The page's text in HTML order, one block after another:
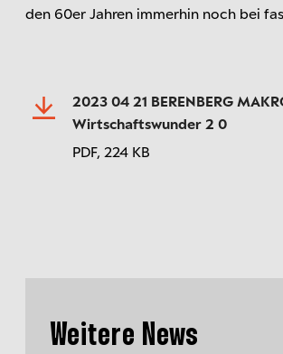
den 60er Jahren immerhin noch bei
2023 04 21 BERENBERG
Wirtschaftswunder 2 0
PDF, 224 KB
Weitere News